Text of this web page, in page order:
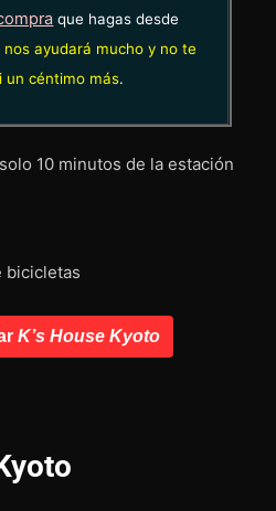
que hagas desde
nos ayudará mucho y no te
un céntimo más.
10 minutos de la estación
bicicletas
K’s House Kyoto